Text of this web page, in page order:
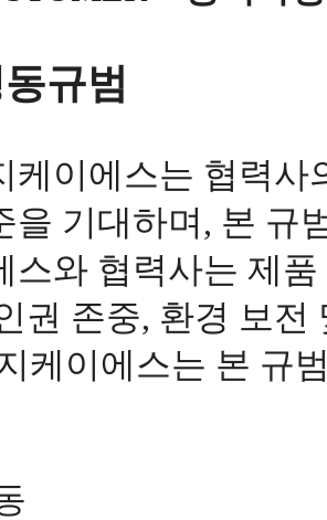
규범
케이에스는 협력
을 기대하며, 본 규
스와 협력사는 제
권 존중, 환경 보
케이에스는 본 규